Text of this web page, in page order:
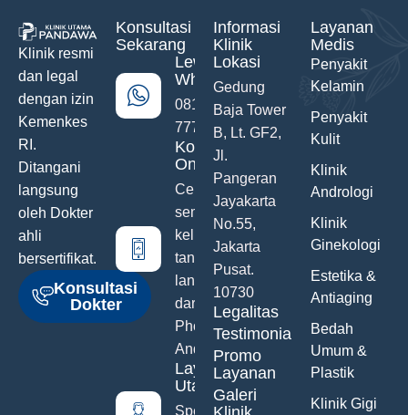
Klinik resmi
dan legal
dengan izin
Kemenkes
RI.
Ditangani
langsung
oleh Dokter
ahli
bersertifikat.
Konsultasi
Dokter
Konsultasi
Sekarang
Lewat
WhatsApp
0811-742-
777
Konsultasi
Online
Ceritakan
semua
keluhanmu
tanpa malu
langsung
dari Hand
Phone
Anda
Layanan
Utama
Spesialis
Informasi
Klinik
Lokasi
Gedung
Baja Tower
B, Lt. GF2,
Jl.
Pangeran
Jayakarta
No.55,
Jakarta
Pusat.
10730
Legalitas
Testimonials
Promo
Layanan
Galeri
Layanan
Medis
Penyakit
Kelamin
Penyakit
Kulit
Klinik
Andrologi
Klinik
Ginekologi
Estetika &
Antiaging
Bedah
Umum &
Plastik
Klinik Gigi